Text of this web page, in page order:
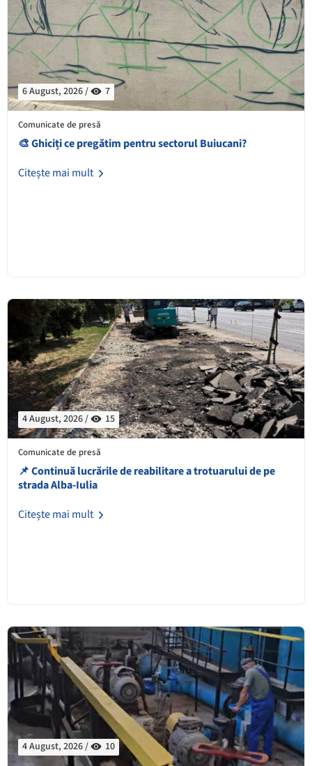
6 August, 2026 / 7
Comunicate de presă
🎨 Ghiciți ce pregătim pentru sectorul Buiucani?
Citește mai mult
4 August, 2026 / 15
Comunicate de presă
📌 Continuă lucrările de reabilitare a trotuarului de pe
strada Alba-Iulia
Citește mai mult
4 August, 2026 / 10